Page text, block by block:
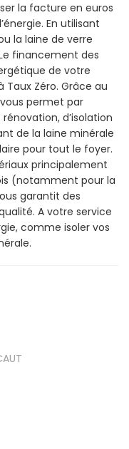
la facture en euros
En utilisant
la laine de verre
financement des
de votre
Taux Zéro. Grâce au
permet par
d’isolation
de la laine minérale
pour tout le foyer.
principalement
(notamment pour la
garantit des
A votre service
comme isoler vos